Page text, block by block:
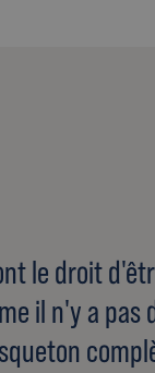
le droit
il n'y a pas